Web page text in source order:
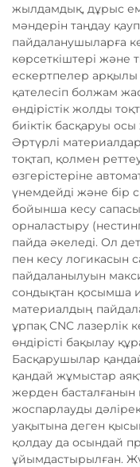
жылдамдық, дұрыс
мәндерін таңдау
пайдаланушыларға
көрсеткіштері және
ескертпелер арқылы
қателесіп болжам
өндірістік жолды
биіктік басқаруы
Әртүрлі
тоқтап, қолмен
өзгерістеріне
үнемдейді және бір
бойынша кесу
орналастыру
пайда әкеледі. Ол
пен кесу логикасын
пайдаланылуын
сондықтан қосымша
материалдың
ұрпақ CNC
өндірісті бақылау
Басқарушылар
қандай жұмыстар
жерден басталғанын
жоспарлауды
уақытына деген
қолдау да осындай
ұйымдастырылған.